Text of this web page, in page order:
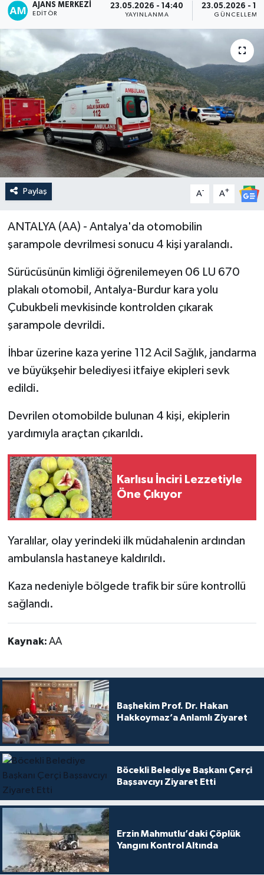
AJANS MERKEZI
EDITÖR
23.05.2026 - 14:40
YAYINLANMA
23.05.2026 -
GÜNCELLEME
Paylaş A- A+
ANTALYA (AA) - Antalya'da otomobilin
şarampole devrilmesi sonucu 4 kişi yaralandı.
Sürücüsünün kimliği öğrenilemeyen 06 LU 670
plakalı otomobil, Antalya-Burdur kara yolu
Çubukbeli mevkisinde kontrolden çıkarak
şarampole devrildi.
İhbar üzerine kaza yerine 112 Acil Sağlık, jandarma
ve büyükşehir belediyesi itfaiye ekipleri sevk
edildi.
Devrilen otomobilde bulunan 4 kişi, ekiplerin
yardımıyla araçtan çıkarıldı.
Karlısu İnciri Lezzetiyle
Öne Çıkıyor
Yaralılar, olay yerindeki ilk müdahalenin ardından
ambulansla hastaneye kaldırıldı.
Kaza nedeniyle bölgede trafik bir süre kontrollü
sağlandı.
Kaynak: AA
Başhekim Prof. Dr. Hakan
Hakkoymaz’a Anlamlı Ziyaret
Böcekli Belediye Başkanı Çerçi
Başsavcıyı Ziyaret Etti
Erzin Mahmutlu’daki Çöplük
Yangını Kontrol Altında